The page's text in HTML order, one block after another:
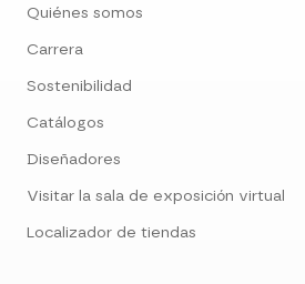
Quiénes somos
Carrera
Sostenibilidad
Catálogos
Diseñadores
Visitar la sala de exposición virtual
Localizador de tiendas